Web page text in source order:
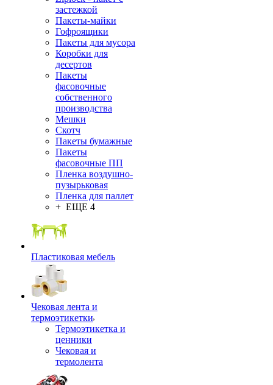
застежкой
Пакеты-майки
Гофроящики
Пакеты для мусора
Коробки для
десертов
Пакеты
фасовочные
собственного
производства
Мешки
Скотч
Пакеты бумажные
Пакеты
фасовочные ПП
Пленка воздушно-
пузырьковая
Пленка для паллет
+ ЕЩЕ 4
Пластиковая мебель
Чековая лента и
термоэтикетки
Термоэтикетка и
ценники
Чековая и
термолента